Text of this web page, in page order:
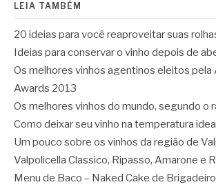
LEIA TAMBÉM
20 ideias para você reaproveitar suas
Ideias para conservar o vinho depois de
Os melhores vinhos agentinos eleitos pela
Awards 2013
Os melhores vinhos do mundo, segundo o
Como deixar seu vinho na temperatura
Um pouco sobre os vinhos da região de
Valpolicella Classico, Ripasso, Amarone e
Menu de Baco – Naked Cake de